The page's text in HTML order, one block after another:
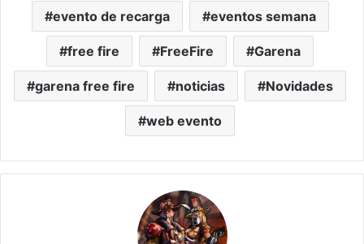
evento de recarga eventos semana
free fire FreeFire Garena
garena free fire noticias Novidades
web evento